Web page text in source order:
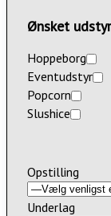
Ønsket
Hoppeborg
Eventudstyr
Popcorn
Slushice
Opstilling
Underlag